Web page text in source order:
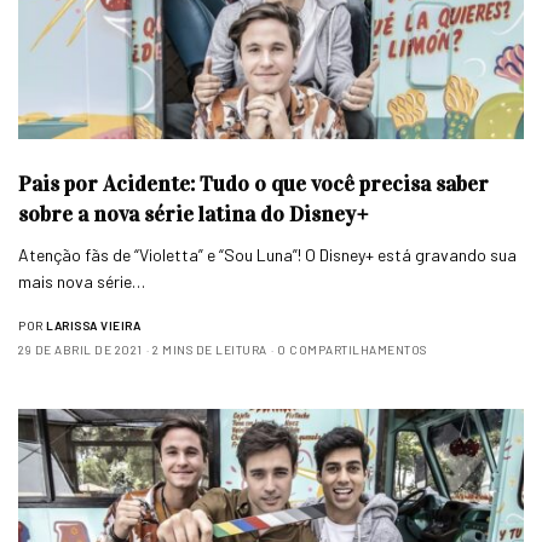
Pais por Acidente: Tudo o que você precisa saber
sobre a nova série latina do Disney+
Atenção fãs de “Violetta” e “Sou Luna”! O Disney+ está gravando sua
mais nova série…
POR LARISSA VIEIRA
29 DE ABRIL DE 2021
2 MINS DE LEITURA 0 COMPARTILHAMENTOS